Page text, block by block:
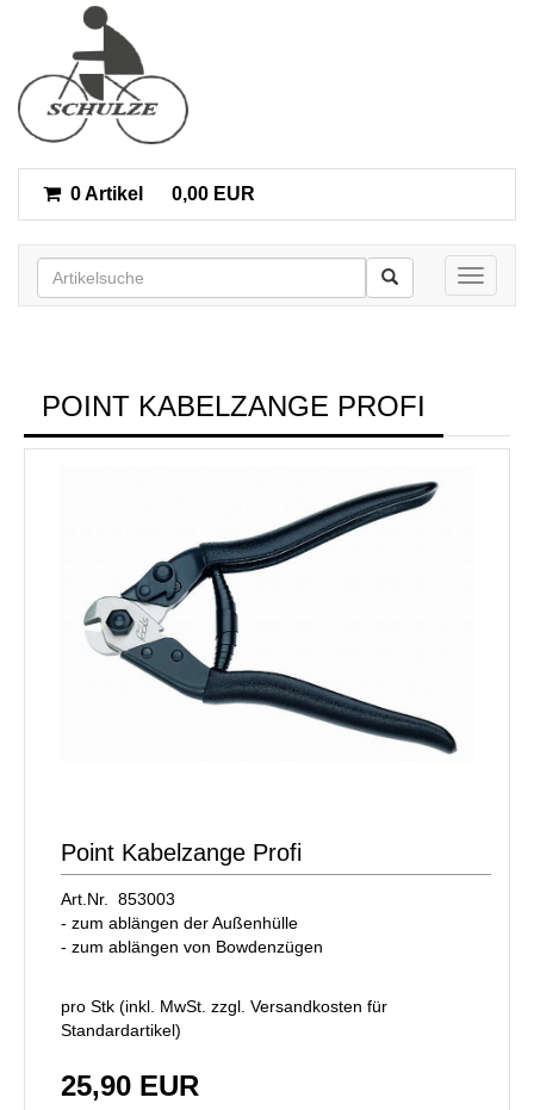
0 Artikel 0,00 EUR
Toggle
POINT KABELZANGE PROFI
Point Kabelzange Profi
Art.Nr. 853003
- zum ablängen der Außenhülle
- zum ablängen von Bowdenzügen
pro Stk (inkl. MwSt. zzgl. Versandkosten für
Standardartikel)
25,90 EUR